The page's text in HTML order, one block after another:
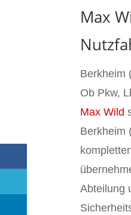
Max
Berkheim
Ob Pkw,
Max Wild
Berkheim
Abteilung